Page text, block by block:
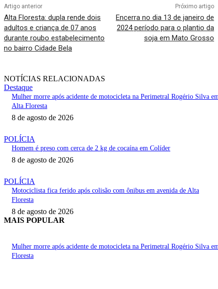
Artigo anterior
Alta Floresta: dupla rende dois
adultos e criança de 07 anos
durante roubo estabelecimento
no bairro Cidade Bela
Próximo artigo
Encerra no dia 13 de janeiro de
2024 período para o plantio da
soja em Mato Grosso
NOTÍCIAS RELACIONADAS
Destaque
Mulher morre após acidente de motocicleta na Perimetral Rogério Silva
Alta Floresta
8 de agosto de 2026
POLÍCIA
Homem é preso com cerca de 2 kg de cocaína em Colíder
8 de agosto de 2026
POLÍCIA
Motociclista fica ferido após colisão com ônibus em avenida de Alta
Floresta
8 de agosto de 2026
MAIS POPULAR
Mulher morre após acidente de motocicleta na Perimetral Rogério Silva
Floresta